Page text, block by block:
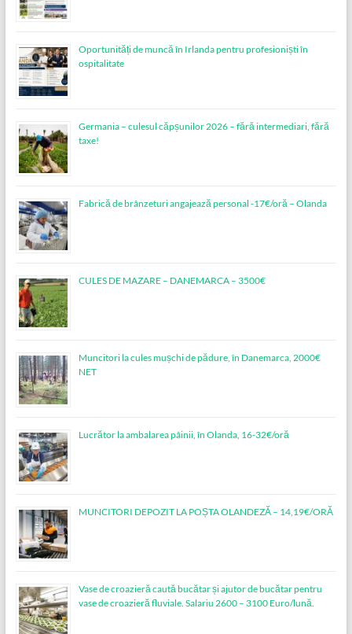
Oportunități de muncă în Irlanda pentru profesioniști în
ospitalitate
Germania – culesul căpșunilor 2026 – fără intermediari, fără
taxe!
Fabrică de brânzeturi angajează personal -17€/oră – Olanda
CULES DE MAZARE – DANEMARCA – 3500€
Muncitori la cules mușchi de pădure, în Danemarca, 2000€
NET
Lucrător la ambalarea pâinii, în Olanda, 16-32€/oră
MUNCITORI DEPOZIT LA POȘTA OLANDEZĂ – 14,19€/ORĂ
Vase de croazieră caută bucătar și ajutor de bucătar pentru
vase de croazieră fluviale. Salariu 2600 – 3100 Euro/lună.